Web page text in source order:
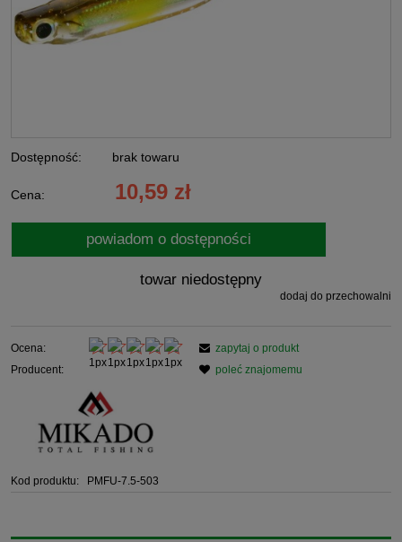
Dostępność: brak towaru
Cena: 10,59 zł
powiadom o dostępności
towar niedostępny
dodaj do przechowalni
Ocena:
Producent:
Kod produktu: PMFU-7.5-503
zapytaj o produkt
poleć znajomemu